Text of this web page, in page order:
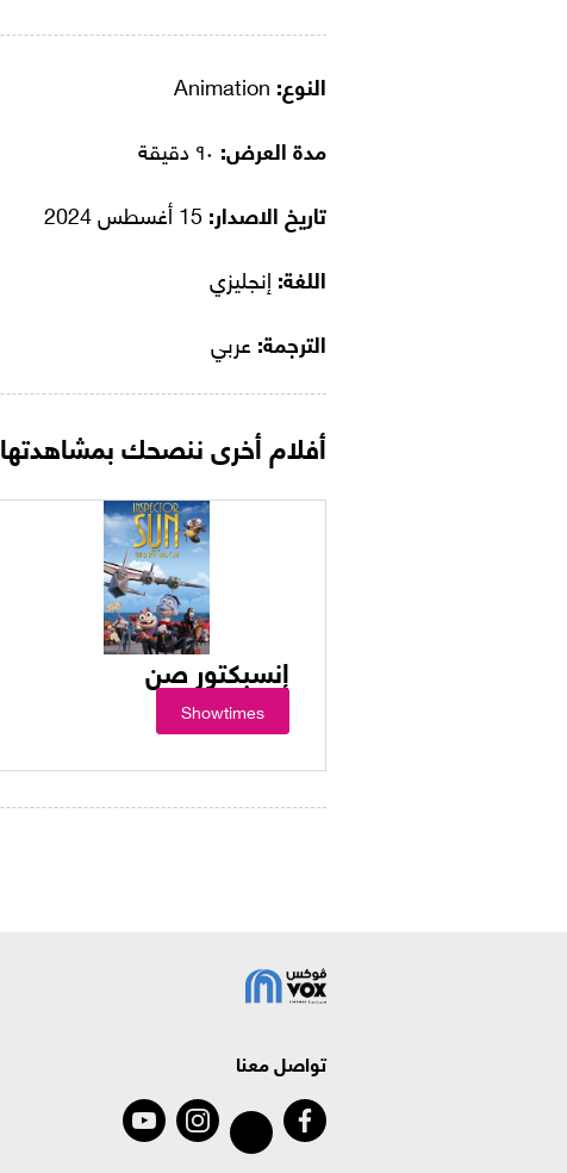
النوع:
مدة العرض:
تاريخ الاصدار:
اللغة: إنجليزي
الترجمة: عربي
أفلام أخرى ننصحك بمشاهدتها
إنسبكتور صن
Showtimes
تواصل معنا